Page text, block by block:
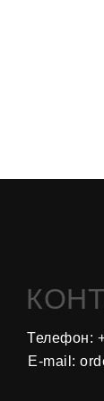
E-mail:
Телефон: